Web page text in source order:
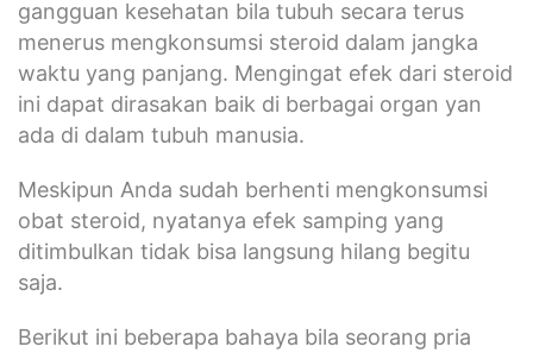
gangguan kesehatan bila tubuh secara terus
menerus mengkonsumsi steroid dalam jangka
waktu yang panjang. Mengingat efek dari steroid
ini dapat dirasakan baik di berbagai organ yan
ada di dalam tubuh manusia.
Meskipun Anda sudah berhenti mengkonsumsi
obat steroid, nyatanya efek samping yang
ditimbulkan tidak bisa langsung hilang begitu
saja.
Berikut ini beberapa bahaya bila seorang pria